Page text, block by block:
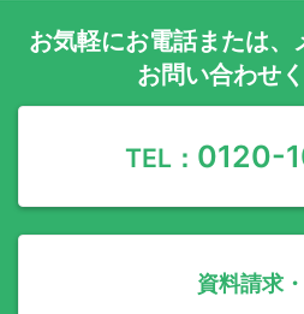
お気軽にお電話または、
お問い合わせく
TEL： 0120-
資料請求